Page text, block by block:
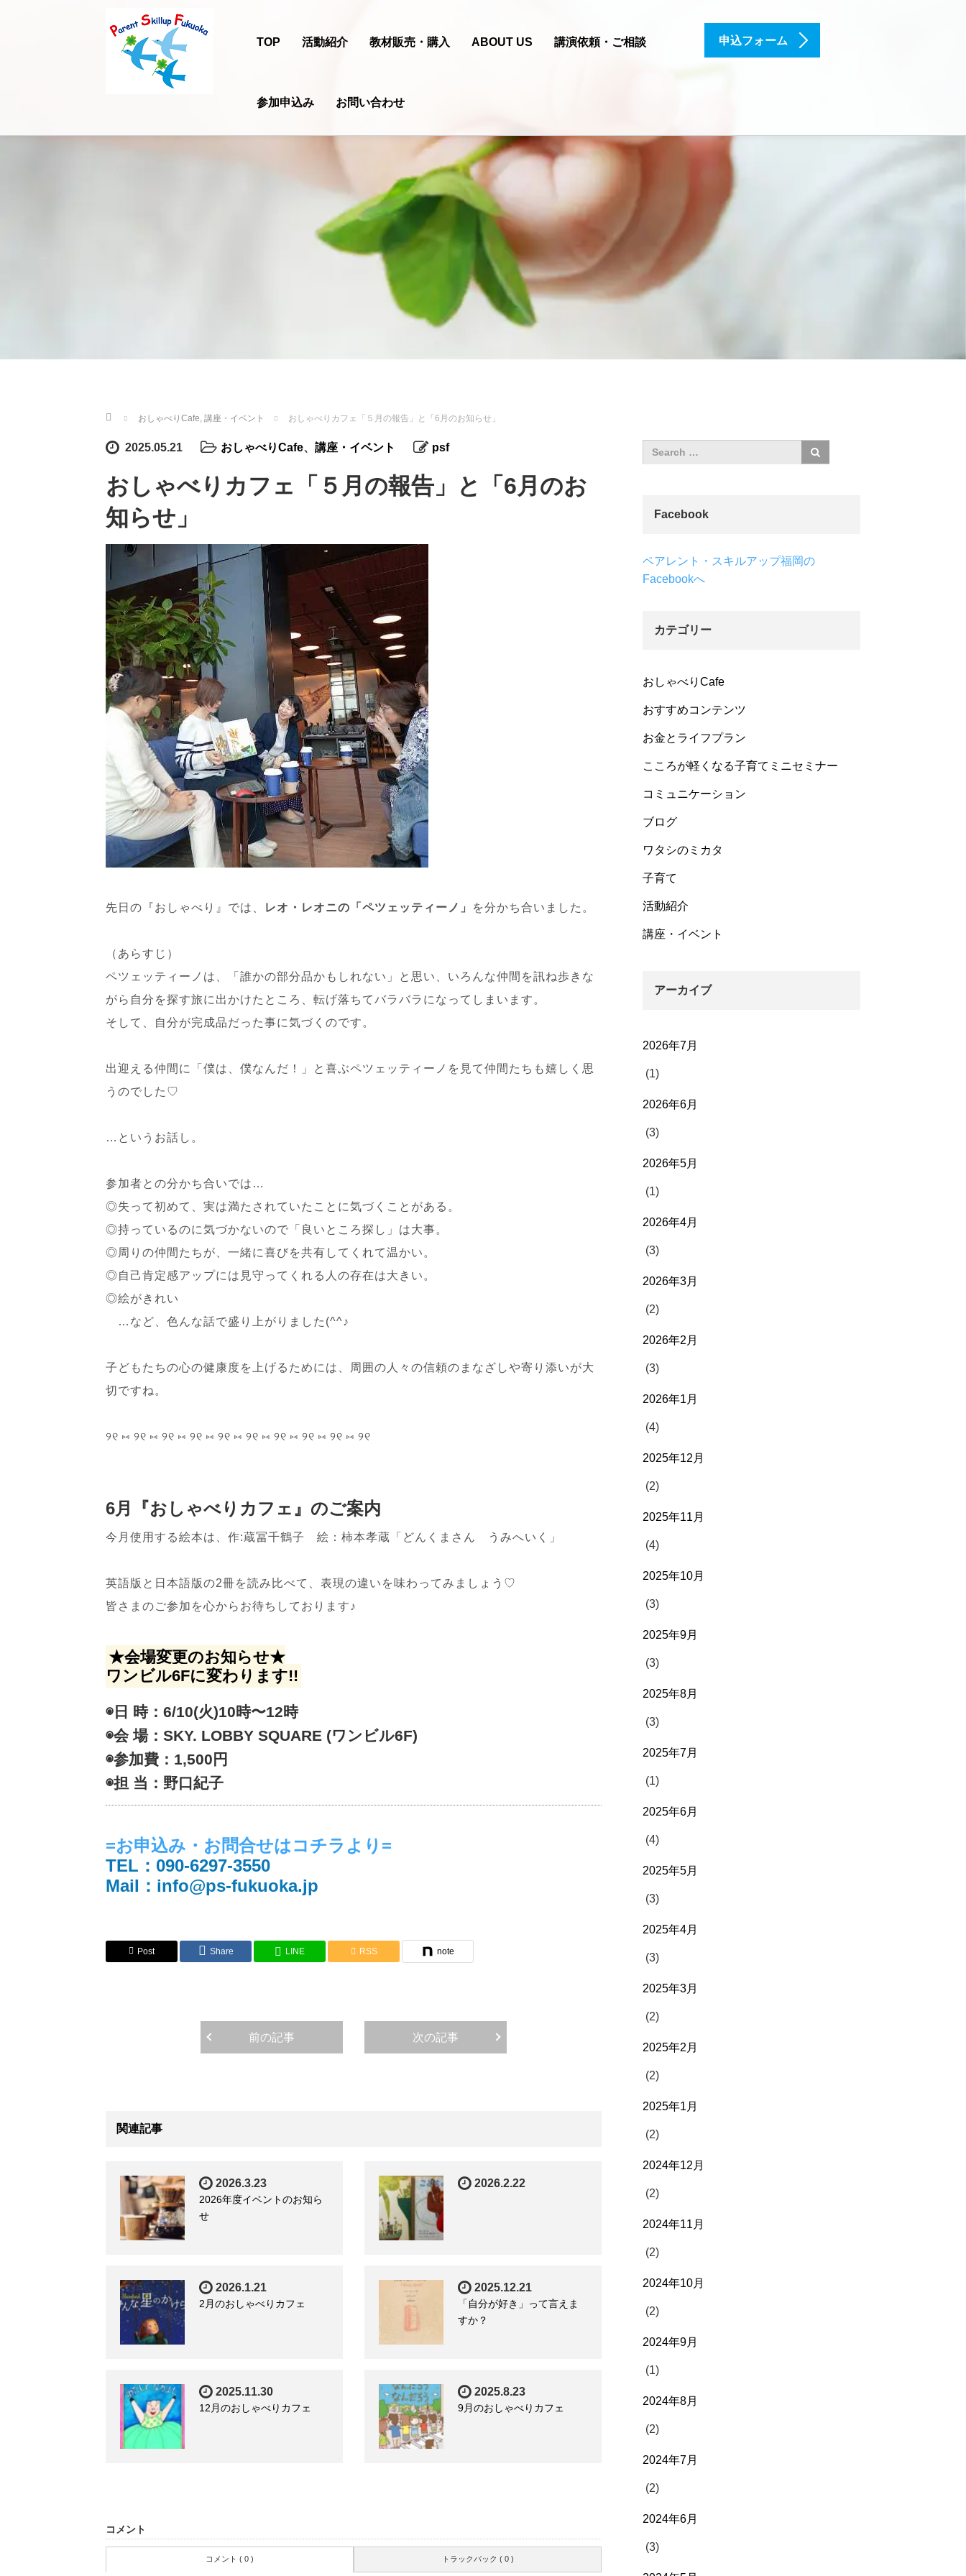
TOP 活動紹介 教材販売・購入 ABOUT US 講演依頼・ご相談
参加申込み お問い合わせ
申込フォーム
ホーム おしゃべりCafe, 講座・イベント おしゃべりカフェ「５月の報告」と「6月のお知らせ」
2025.05.21 おしゃべりCafe、 講座・イベント psf
おしゃべりカフェ「５月の報告」と「6月のお
知らせ」
先日の『おしゃべり』では、 レオ・レオニの「ペツェッティーノ」 を分かち合いました。
（あらすじ）
ペツェッティーノは、「誰かの部分品かもしれない」と思い、いろんな仲間を訊ね歩きな
がら自分を探す旅に出かけたところ、転げ落ちてバラバラになってしまいます。
そして、自分が完成品だった事に気づくのです。
出迎える仲間に「僕は、僕なんだ！」と喜ぶペツェッティーノを見て仲間たちも嬉しく思
うのでした♡
…というお話し。
参加者との分かち合いでは…
◎失って初めて、実は満たされていたことに気づくことがある。
◎持っているのに気づかないので「良いところ探し」は大事。
◎周りの仲間たちが、一緒に喜びを共有してくれて温かい。
◎自己肯定感アップには見守ってくれる人の存在は大きい。
◎絵がきれい
…など、色んな話で盛り上がりました(^^♪
子どもたちの心の健康度を上げるためには、周囲の人々の信頼のまなざしや寄り添いが大
切ですね。
୨୧ ⑅ ୨୧ ⑅ ୨୧ ⑅ ୨୧ ⑅ ୨୧ ⑅ ୨୧ ⑅ ୨୧ ⑅ ୨୧ ⑅ ୨୧ ⑅ ୨୧
6月『おしゃべりカフェ』のご案内
今月使用する絵本は、作:蔵冨千鶴子 絵：柿本孝蔵「どんくまさん うみへいく」
英語版と日本語版の2冊を読み比べて、表現の違いを味わってみましょう♡
皆さまのご参加を心からお待ちしております♪
★会場変更のお知らせ★
ワンビル6Fに変わります!!
◉日 時：6/10(火)10時〜12時
◉会 場：SKY. LOBBY SQUARE (ワンビル6F)
◉参加費：1,500円
◉担 当：野口紀子
=お申込み・お問合せはコチラより=
TEL：090-6297-3550
MaiI：info@ps-fukuoka.jp
Post Share LINE RSS note
前の記事 次の記事
関連記事
2026.3.23
2026年度イベントのお知ら
せ
2026.2.22
2026.1.21
2月のおしゃべりカフェ
2025.12.21
「自分が好き」って言えま
すか？
2025.11.30
12月のおしゃべりカフェ
2025.8.23
9月のおしゃべりカフェ
コメント
コメント ( 0 ) トラックバック ( 0 )
Facebook
ペアレント・スキルアップ福岡の
Facebookへ
カテゴリー
おしゃべりCafe
おすすめコンテンツ
お金とライフプラン
こころが軽くなる子育てミニセミナー
コミュニケーション
ブログ
ワタシのミカタ
子育て
活動紹介
講座・イベント
アーカイブ
2026年7月
(1)
2026年6月
(3)
2026年5月
(1)
2026年4月
(3)
2026年3月
(2)
2026年2月
(3)
2026年1月
(4)
2025年12月
(2)
2025年11月
(4)
2025年10月
(3)
2025年9月
(3)
2025年8月
(3)
2025年7月
(1)
2025年6月
(4)
2025年5月
(3)
2025年4月
(3)
2025年3月
(2)
2025年2月
(2)
2025年1月
(2)
2024年12月
(2)
2024年11月
(2)
2024年10月
(2)
2024年9月
(1)
2024年8月
(2)
2024年7月
(2)
2024年6月
(3)